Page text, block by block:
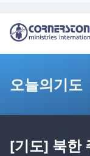
오늘의기도
[기도] 북한